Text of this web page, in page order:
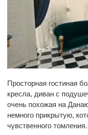
Просторная гостиная
кресла, диван с
очень похожая на
немного прикрытую,
чувственного томления.